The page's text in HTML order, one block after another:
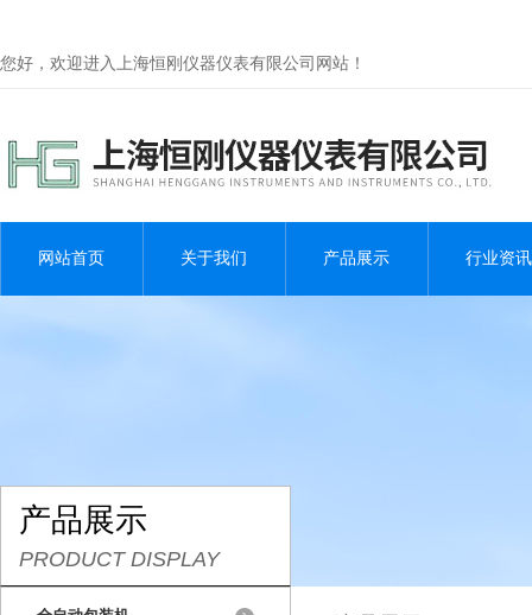
您好，欢迎进入上海恒刚仪器仪表有限公司网站！
网站首页 关于我们 产品展示 行业资讯
产品展示
PRODUCT DISPLAY